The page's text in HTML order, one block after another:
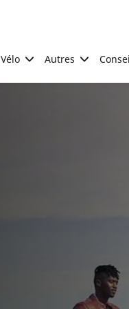
Vélo Autres